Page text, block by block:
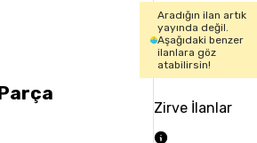
Aradığın ilan artık
yayında değil.
Aşağıdaki benzer
ilanlara göz
atabilirsin!
Zirve İlanlar